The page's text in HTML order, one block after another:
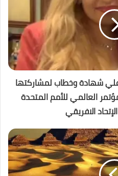
شهادة وخطاب لمشاركتها
العالمي للأمم المتحدة
الافريقي